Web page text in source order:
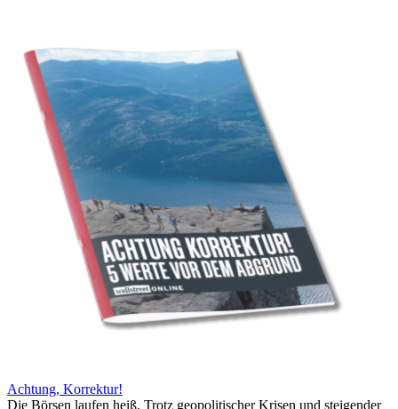
Achtung, Korrektur!
Die Börsen laufen heiß. Trotz geopolitischer Krisen und steigender